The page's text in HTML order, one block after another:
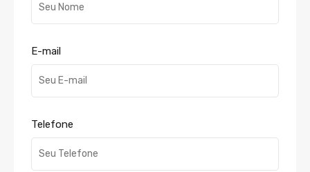
E-mail
Telefone